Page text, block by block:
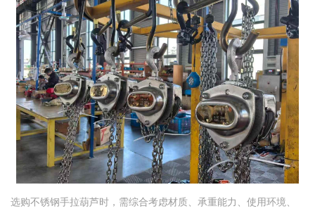
选购不锈钢手拉葫芦时，需综合考虑材质、承重能力、使用环境、